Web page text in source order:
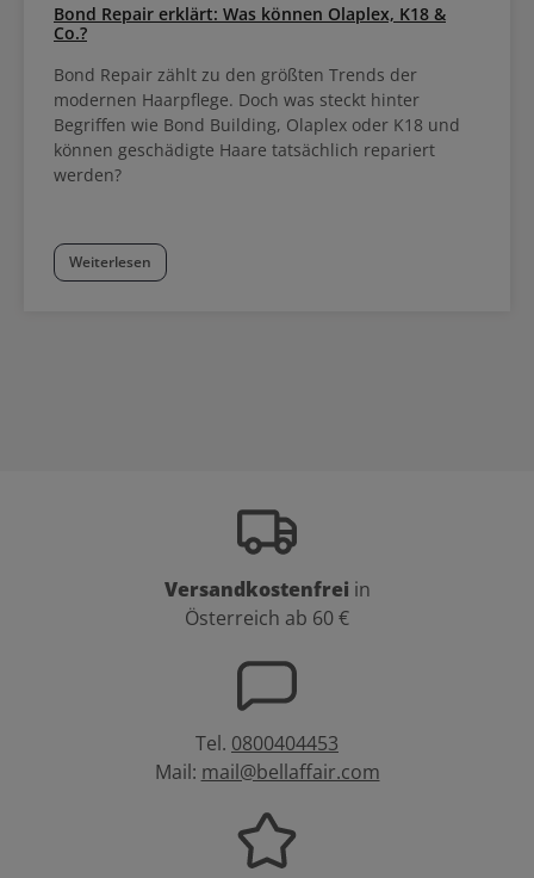
Bond Repair erklärt: Was können Olaplex, K18 &
Co.?
Bond Repair zählt zu den größten Trends der
modernen Haarpflege. Doch was steckt hinter
Begriffen wie Bond Building, Olaplex oder K18 und
können geschädigte Haare tatsächlich repariert
werden?
Weiterlesen
Versandkostenfrei in
Österreich ab 60 €
Tel. 0800404453
Mail: mail@bellaffair.com